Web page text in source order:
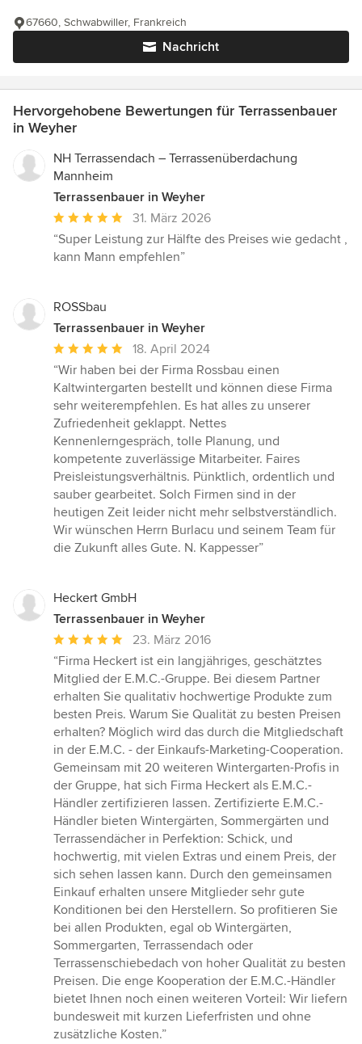
Nachricht
67660, Schwabwiller, Frankreich
Hervorgehobene Bewertungen für Terrassenbauer
in Weyher
NH Terrassendach – Terrassenüberdachung
Mannheim
Terrassenbauer in Weyher
Durchschnittliche
Bewertung:
5
Sternen
31. März 2026
“Super Leistung zur Hälfte des Preises wie gedacht ,
kann Mann empfehlen”
ROSSbau
Terrassenbauer in Weyher
Durchschnittliche
Bewertung:
5
von
5
Sternen
18. April 2024
“Wir haben bei der Firma Rossbau einen
Kaltwintergarten bestellt und können diese Firma
sehr weiterempfehlen. Es hat alles zu unserer
Zufriedenheit geklappt. Nettes
Kennenlerngespräch, tolle Planung, und
kompetente zuverlässige Mitarbeiter. Faires
Preisleistungsverhältnis. Pünktlich, ordentlich und
sauber gearbeitet. Solch Firmen sind in der
heutigen Zeit leider nicht mehr selbstverständlich.
Wir wünschen Herrn Burlacu und seinem Team für
die Zukunft alles Gute. N. Kappesser”
Heckert GmbH
Terrassenbauer in Weyher
Durchschnittliche
Bewertung:
5
von
5
Sternen
23. März 2016
“Firma Heckert ist ein langjähriges, geschätztes
Mitglied der E.M.C.-Gruppe. Bei diesem Partner
erhalten Sie qualitativ hochwertige Produkte zum
besten Preis. Warum Sie Qualität zu besten Preisen
erhalten? Möglich wird das durch die Mitgliedschaft
in der E.M.C. - der Einkaufs-Marketing-Cooperation.
Gemeinsam mit 20 weiteren Wintergarten-Profis in
der Gruppe, hat sich Firma Heckert als E.M.C.-
Händler zertifizieren lassen. Zertifizierte E.M.C.-
Händler bieten Wintergärten, Sommergärten und
Terrassendächer in Perfektion: Schick, und
hochwertig, mit vielen Extras und einem Preis, der
sich sehen lassen kann. Durch den gemeinsamen
Einkauf erhalten unsere Mitglieder sehr gute
Konditionen bei den Herstellern. So profitieren Sie
bei allen Produkten, egal ob Wintergärten,
Sommergarten, Terrassendach oder
Terrassenschiebedach von hoher Qualität zu besten
Preisen. Die enge Kooperation der E.M.C.-Händler
bietet Ihnen noch einen weiteren Vorteil: Wir liefern
bundesweit mit kurzen Lieferfristen und ohne
zusätzliche Kosten.”